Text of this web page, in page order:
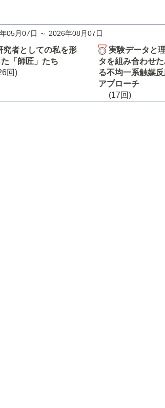
05月07日 ～ 2026年08月07日
究者としての私を形
「師匠」たち
回)
実験データと
タを組み合わせ
る不均一系触媒
アプローチ
(17回)